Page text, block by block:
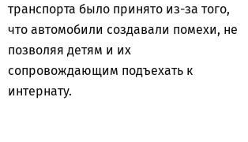
транспорта было принято из-за того,
что автомобили создавали помехи, не
позволяя детям и их
сопровождающим подъехать к
интернату.